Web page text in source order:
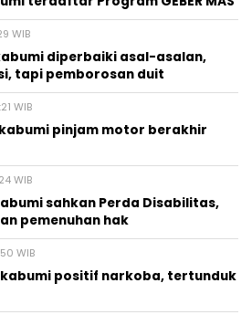
WIB
diperbaiki asal-asalan,
tapi pemborosan duit
WIB
pinjam motor berakhir
WIB
sahkan Perda Disabilitas,
pemenuhan hak
WIB
positif narkoba, tertunduk